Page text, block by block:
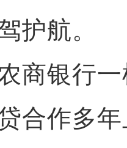
护航。
银行一
合作多